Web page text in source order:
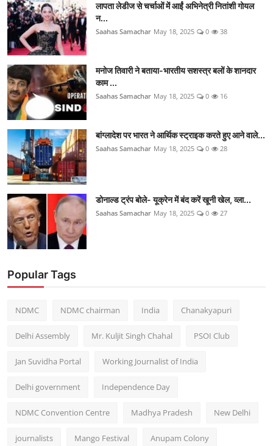
लापता लेडीज से चर्चाओं में आईं अभिनेत्री नितांशी गोयल
न...
Saahas Samachar May 18, 2025 0 38
मनोज तिवारी ने बताया-भारतीय सशस्त्र बलों के शानदार
काम ...
Saahas Samachar May 18, 2025 0 16
बांग्लादेश पर भारत ने आर्थिक स्ट्राइक करते हुए आने वाले...
Saahas Samachar May 18, 2025 0 28
डोनाल्ड ट्रंप बोले- यूक्रेन में बंद करें खूनी खेल, व्ला...
Saahas Samachar May 18, 2025 0 27
Popular Tags
NDMC NDMC chairman India Chanakyapuri
Delhi Assembly Mr. Kuljit Singh Chahal PSOI Club
Jan Suvidha Portal Working Journalist of India
Delhi government Independence Day
NDMC Convention Centre Madhya Pradesh New Delhi
journalists Mango Festival Anupam Colony